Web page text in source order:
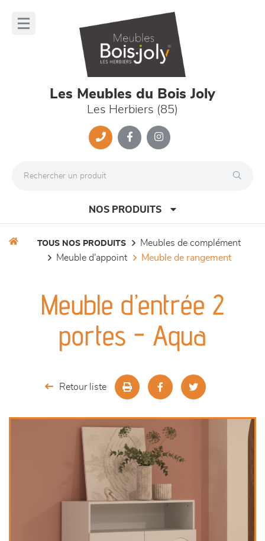
Les Meubles du Bois Joly
Les Herbiers (85)
NOS PRODUITS
séjours
meubles de complément
TOUS NOS PRODUITS
meubles de complément
meuble d'appoint
meuble de rangement
Meuble d’entrée 2
portes - Aqua
Retour liste